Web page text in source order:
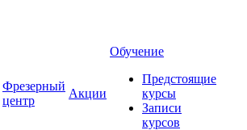
Фрезерный
центр
Акции
Обучение
Предстоящие
курсы
Записи
курсов